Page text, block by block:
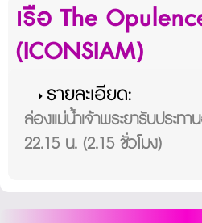
เรือ The
(ICONSIAM)
รายละเอียด:
ล่องแม่น้ำเจ้าพระยารับประท
22.15 น. (2.15 ชั่วโมง)